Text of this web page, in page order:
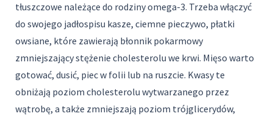
tłuszczowe należące do rodziny omega-3. Trzeba włączyć
do swojego jadłospisu kasze, ciemne pieczywo, płatki
owsiane, które zawierają błonnik pokarmowy
zmniejszający stężenie cholesterolu we krwi. Mięso warto
gotować, dusić, piec w folii lub na ruszcie. Kwasy te
obniżają poziom cholesterolu wytwarzanego przez
wątrobę, a także zmniejszają poziom trójglicerydów,